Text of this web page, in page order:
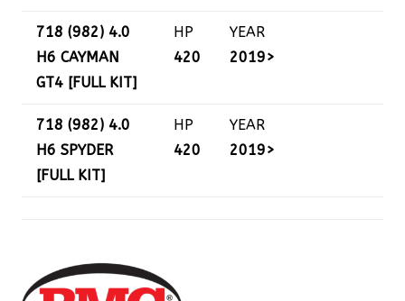
718 (982) 4.0
H6 CAYMAN
GT4 [FULL KIT]
HP
420
YEAR
2019>
718 (982) 4.0
H6 SPYDER
[FULL KIT]
HP
420
YEAR
2019>